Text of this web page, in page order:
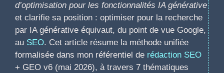
d’optimisation pour les fonctionnalités IA générative
et clarifie sa position : optimiser pour la recherche
par IA générative équivaut, du point de vue Google,
au SEO. Cet article résume la méthode unifiée
formalisée dans mon référentiel de rédaction SEO
+ GEO v6 (mai 2026), à travers 7 thématiques